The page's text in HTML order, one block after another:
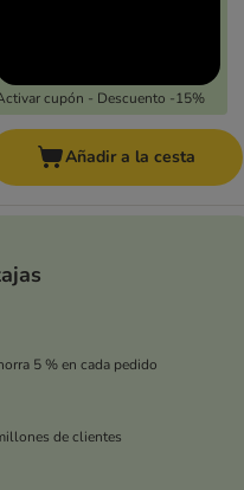
cupón - Descuento -15%
Añadir a la cesta
5 % en cada pedido
de clientes